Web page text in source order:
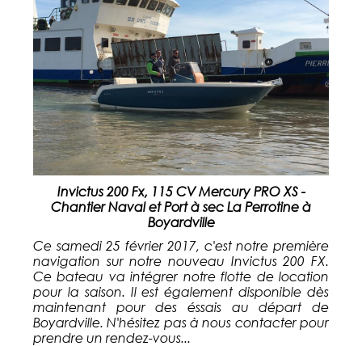
Invictus 200 Fx, 115 CV Mercury PRO XS -
Chantier Naval et Port à sec La Perrotine à
Boyardville
Ce samedi 25 février 2017, c'est notre première
navigation sur notre nouveau Invictus 200 FX.
Ce bateau va intégrer notre flotte de location
pour la saison. Il est également disponible dès
maintenant pour des éssais au départ de
Boyardville. N'hésitez pas à nous contacter pour
prendre un rendez-vous...